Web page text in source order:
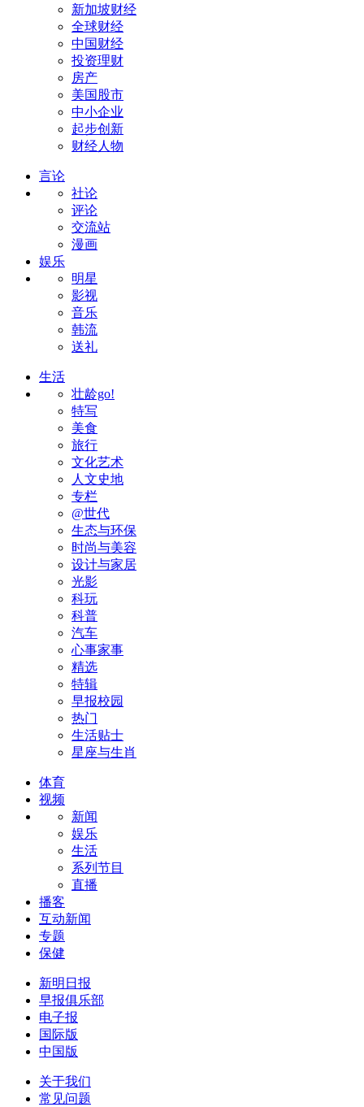
新加坡财经
全球财经
中国财经
投资理财
房产
美国股市
中小企业
起步创新
财经人物
言论
社论
评论
交流站
漫画
娱乐
明星
影视
音乐
韩流
送礼
生活
壮龄go!
特写
美食
旅行
文化艺术
人文史地
专栏
@世代
生态与环保
时尚与美容
设计与家居
光影
科玩
科普
汽车
心事家事
精选
特辑
早报校园
热门
生活贴士
星座与生肖
体育
视频
新闻
娱乐
生活
系列节目
直播
播客
互动新闻
专题
保健
新明日报
早报俱乐部
电子报
国际版
中国版
关于我们
常见问题